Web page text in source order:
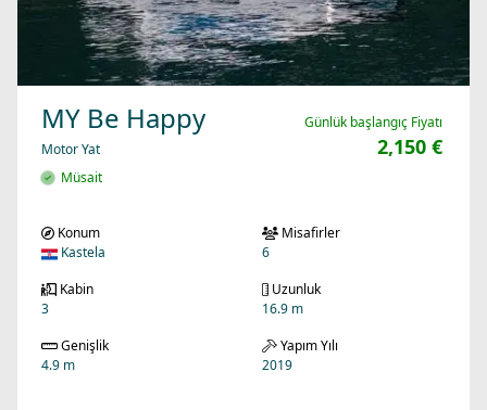
MY Be Happy
Motor Yat
Müsait
Günlük başlangıç Fiyatı
2,150 €
Konum
Kastela
Misafirler
6
Kabin
3
Uzunluk
16.9 m
Genişlik
4.9 m
Yapım Yılı
2019